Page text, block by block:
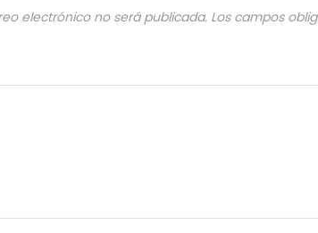
electrónico no será publicada. Los campos